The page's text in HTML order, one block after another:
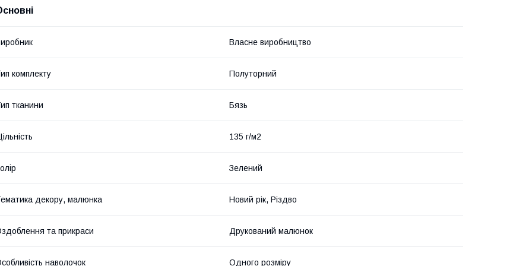
Власне виробництво
комплекту Полуторний
тканини Бязь
135 г/м2
Зелений
декору, малюнка Новий рік, Різдво
та прикраси Друкований малюнок
наволочок Одного розміру